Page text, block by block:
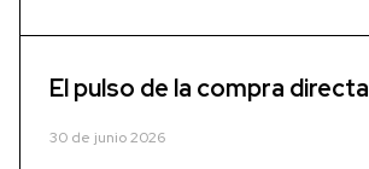
El pulso de la compra directa
30 de junio 2026